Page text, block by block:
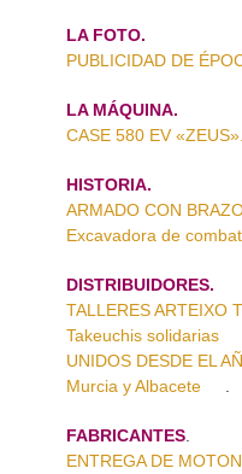
LA FOTO.
PUBLICIDAD DE
LA MÁQUINA.
CASE 580 EV
HISTORIA.
ARMADO CON
Excavadora de
DISTRIBUIDORES.
TALLERES ARTEIXO
Takeuchis solidarias
UNIDOS DESDE EL
Murcia y Albacete
FABRICANTES
ENTREGA DE